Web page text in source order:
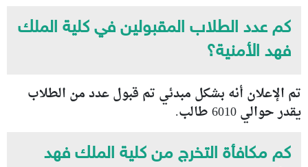
كم عدد الطلاب المقبولين في كلية الملك
فهد الأمنية؟
تم الإعلان أنه بشكل مبدئي تم قبول عدد من الطلاب
يقدر حوالي 6010 طالب.
كم مكافأة التخرج من كلية الملك فهد